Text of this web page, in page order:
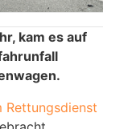
kam es auf
Rettungsdienst